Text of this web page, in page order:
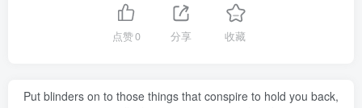
点赞0 分享 收藏
Put blinders on to those things that conspire to hold you back,